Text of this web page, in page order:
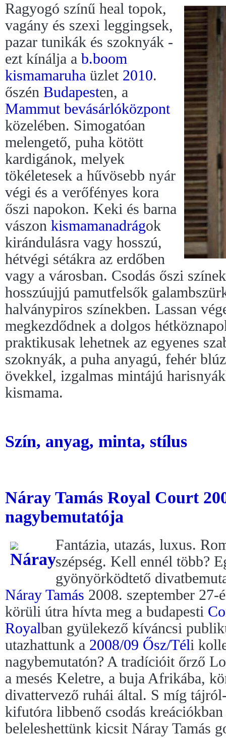
Ragyogó színű heal topok,
vagány és szexi leggingsek,
pazar tunikák és szoknyák -
ezt kínálja a b.boom
kismamaruha üzlet 2010.
őszén Budapesten, a
Mammut bevásárlóközpont
közelében. Simogatóan
melengető, puha kötött
kardigánok, melyek
tökéletesek a hűvösebb nyár
végi és a verőfényes kora
őszi napokon. Keki és barna
vászon kismamanadrágok
kirándulásra vagy hosszú,
hétvégi sétákra az erdőben
vagy a városban. Csodás őszi
hosszúujjú pamutfelsők
halványpiros színekben. Lassan
megkezdődnek a dolgos
praktikusak lehetnek az egyenes
szoknyák, a puha anyagú, fehér
övekkel, izgalmas mintájú
kismama.
Szín, anyag, minta, stílus
Náray Tamás Royal Court
nagybemutatója
Fantázia, utazás, luxus.
szépség. Kell ennél több?
gyönyörködtető
Náray Tamás 2008. szeptember
körüli útra hívta meg a budapesti
Royalban gyülekező kíváncsi
utazhattunk a 2008/09 Ősz/Téli
nagybemutatón? A tradícióit őrző
a mesés Keletre, a buja Afrikába,
divattervező ruhái által. S míg
kifutóra libbenő csodás
beleleshettünk kicsit Náray Tamás